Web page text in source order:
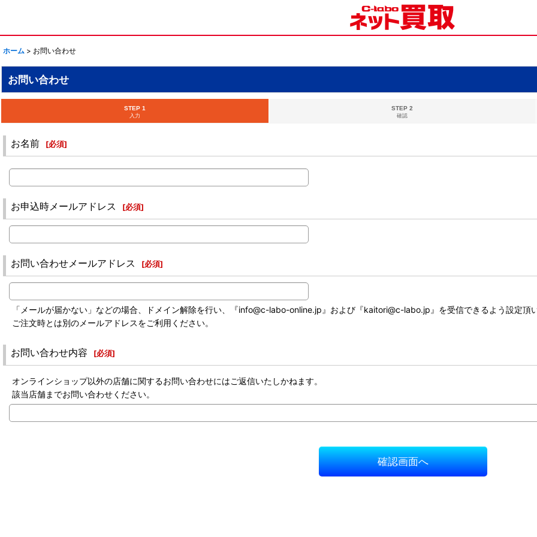
ホーム > お問い合わせ
お問い合わせ
STEP 1
入力
STEP 2
確認
お名前 [必須]
お申込時メールアドレス [必須]
お問い合わせメールアドレス [必須]
「メールが届かない」などの場合、ドメイン解除を行い、『info@c-labo-online.jp』および『kaitori@c-labo.jp』を受信できるよう設定頂
ご注文時とは別のメールアドレスをご利用ください。
お問い合わせ内容 [必須]
オンラインショップ以外の店舗に関するお問い合わせにはご返信いたしかねます。
該当店舗までお問い合わせください。
確認画面へ